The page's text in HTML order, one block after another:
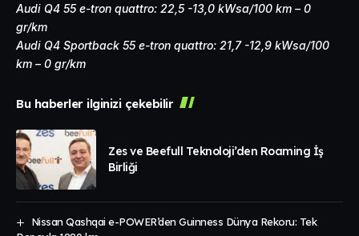
Audi Q4 55 e-tron quattro: 22,5 -13,0 kWsa/100 km – 0
gr/km
Audi Q4 Sportback 55 e-tron quattro: 21,7 -12,9 kWsa/100
km – 0 gr/km
Bu haberler ilginizi çekebilir
Zes ve Beefull Teknoloji’den Roaming İş
Birliği
Nissan Qashqai e-POWER’den Guinness Dünya Rekoru: Tek